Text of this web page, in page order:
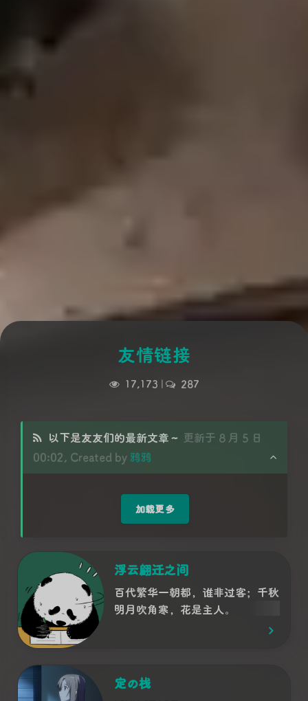
友情链接
17,173 | 287
以下是友友们的最新文章～ 更新于 8 月 5 日
00:02, Created by鸦鸦
加载更多
浮云翩迁之间
百代繁华一朝都，谁非过客；千秋
明月吹角寒，花是主人。
定の栈